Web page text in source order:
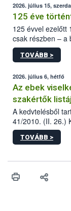
2026. július 15, szerda
125 éve
125 évvel ezelőtt
csak részben – a
állomás a Kis
tervezett új
TOVÁBB >
2026. július 6, hétfő
Az ebek
szakértők
A kedvtelésből
41/2010. (II. 26.)
sérülés, illetve
hatósági
vonni az ebek
TOVÁBB >